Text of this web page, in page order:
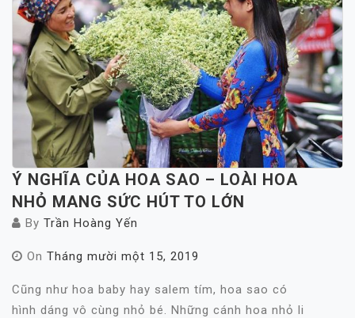
Ý NGHĨA CỦA HOA SAO – LOÀI HOA
NHỎ MANG SỨC HÚT TO LỚN
By Trần Hoàng Yến
On Tháng mười một 15, 2019
Cũng như hoa baby hay salem tím, hoa sao có
hình dáng vô cùng nhỏ bé. Những cánh hoa nhỏ li